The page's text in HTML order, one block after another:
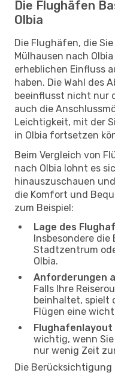
Die Flughäfen
Olbia
Die Flughäfen, die
Mülhausen nach
erheblichen Einfluss
haben. Die Wahl des
beeinflusst nicht nur
auch die
Leichtigkeit, mit der
in Olbia fortsetzen
Beim Vergleich von
nach Olbia lohnt es
hinauszuschauen
die Komfort und
zum Beispiel:
Lage des
Insbesondere
Stadtzentrum
Olbia.
Anforderungen
Falls Ihre
beinhaltet, spielt
Flügen eine
Flughafenlayout
wichtig, wenn
nur wenig Zeit
Die Berücksichtigung